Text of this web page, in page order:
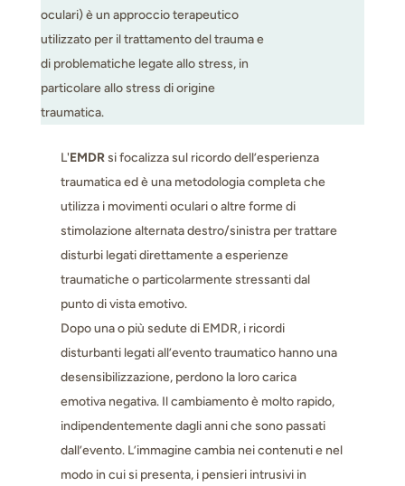
oculari) è un approccio terapeutico
utilizzato per il trattamento del trauma e
di problematiche legate allo stress, in
particolare allo stress di origine
traumatica.
L'EMDRsi focalizza sul ricordo dell’esperienza
traumatica ed è una metodologia completa che
utilizza i movimenti oculari o altre forme di
stimolazione alternata destro/sinistra per trattare
disturbi legati direttamente a esperienze
traumatiche o particolarmente stressanti dal
punto di vista emotivo.
Dopo una o più sedute di EMDR, i ricordi
disturbanti legati all’evento traumatico hanno una
desensibilizzazione, perdono la loro carica
emotiva negativa. Il cambiamento è molto rapido,
indipendentemente dagli anni che sono passati
dall’evento. L’immagine cambia nei contenuti e nel
modo in cui si presenta, i pensieri intrusivi in